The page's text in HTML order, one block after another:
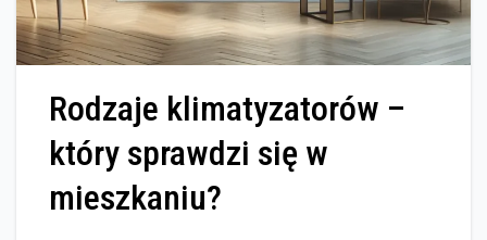
Rodzaje klimatyzatorów –
który sprawdzi się w
mieszkaniu?